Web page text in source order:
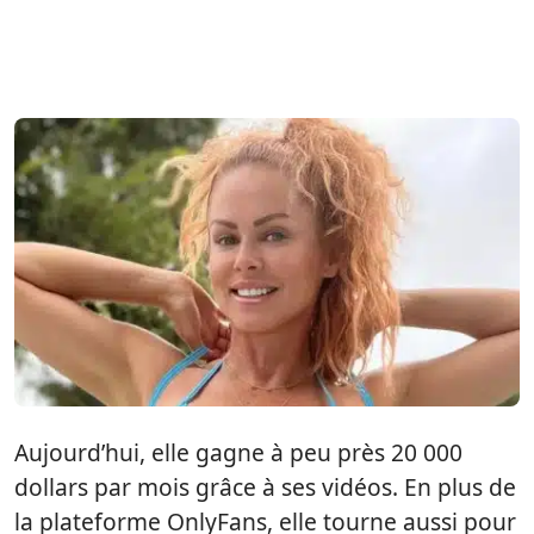
Aujourd’hui, elle gagne à peu près 20 000
dollars par mois grâce à ses vidéos. En plus de
la plateforme OnlyFans, elle tourne aussi pour